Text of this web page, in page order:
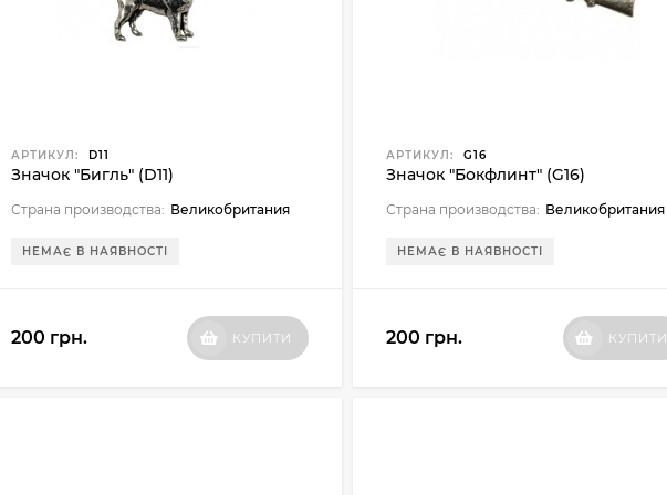
АРТИКУЛ: D11
Значок "Бигль" (D11)
Страна производства: Великобритания
НЕМАЄ В НАЯВНОСТІ
200 грн. КУПИТИ
АРТИКУЛ: G16
Значок "Бокфлинт" (G16)
Страна производства: Великобритания
НЕМАЄ В НАЯВНОСТІ
200 грн. КУПИТИ